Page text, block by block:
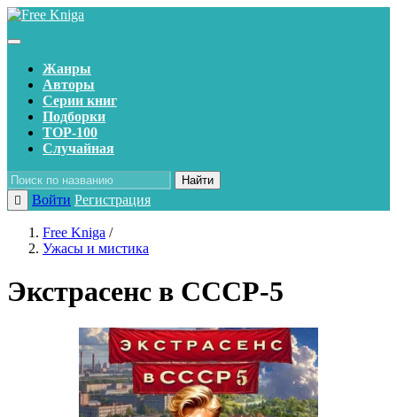
Жанры
Авторы
Серии книг
Подборки
TOP-100
Случайная
Найти
Войти Регистрация
Free Kniga /
Ужасы и мистика
Экстрасенс в СССР-5